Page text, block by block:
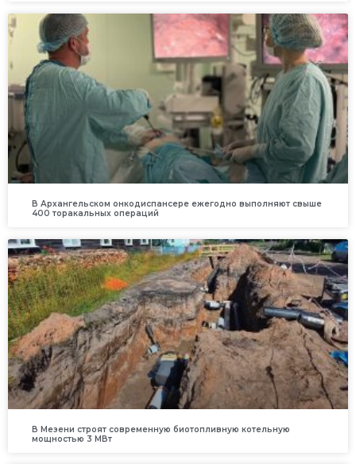
В Архангельском онкодиспансере ежегодно выполняют свыше
400 торакальных операций
В Мезени строят современную биотопливную котельную
мощностью 3 МВт